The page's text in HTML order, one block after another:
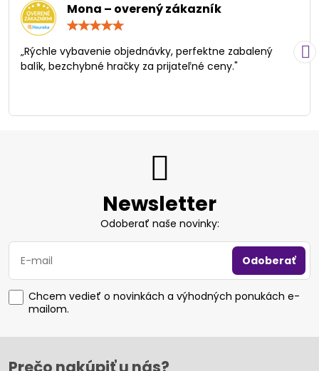
Mona – overený zákazník
/
5
„Rýchle vybavenie objednávky, perfektne zabalený
balík, bezchybné hračky za prijateľné ceny."
Newsletter
Odoberať naše novinky:
Odoberať
Chcem vedieť o novinkách a výhodných ponukách e-
mailom.